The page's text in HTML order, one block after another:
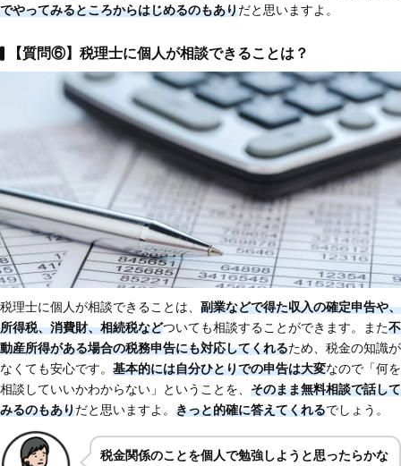
でやってみるところからはじめるのもありだと思いますよ。
【質問⑥】税理士に個人が相談できることは？
税理士に個人が相談できることは、 副業などで得た収入の確定申告や、
所得税、消費財、相続税などついても相談することができます。また不
動産所得がある場合の税務申告にも対応してくれるため、税金の知識が
なくても安心です。 基本的には自分ひとりでの申告は大変なので「何を
相談していいかわからない」ということを、 そのまま無料相談で話して
みるのもありだと思いますよ。 きっと的確に答えてくれるでしょう。
税金関係のことを個人で勉強しようと思ったらかな